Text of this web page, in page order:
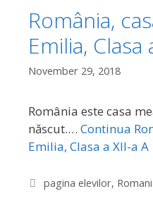
România,
Emilia, Clasa
November 29, 2018
România este casa
născut.… Continua
Emilia, Clasa a XII-a A
Categories
pagina elevilor,